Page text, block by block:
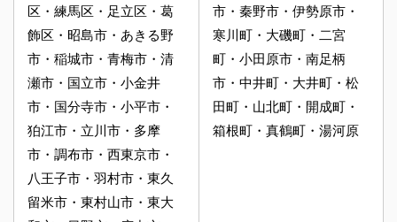
区・練馬区・足立区・葛
飾区・昭島市・あきる野
市・稲城市・青梅市・清
瀬市・国立市・小金井
市・国分寺市・小平市・
狛江市・立川市・多摩
市・調布市・西東京市・
八王子市・羽村市・東久
留米市・東村山市・東大
市・秦野市・伊勢原市・
寒川町・大磯町・二宮
町・小田原市・南足柄
市・中井町・大井町・松
田町・山北町・開成町・
箱根町・真鶴町・湯河原